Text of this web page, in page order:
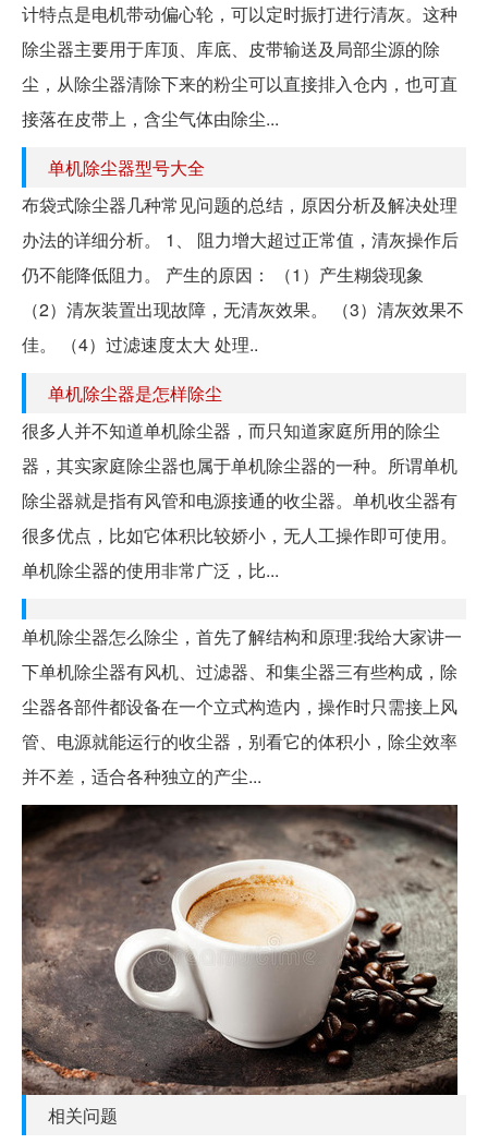
计特点是电机带动偏心轮，可以定时振打进行清灰。这种
除尘器主要用于库顶、库底、皮带输送及局部尘源的除
尘，从除尘器清除下来的粉尘可以直接排入仓内，也可直
接落在皮带上，含尘气体由除尘...
单机除尘器型号大全
布袋式除尘器几种常见问题的总结，原因分析及解决处理
办法的详细分析。 1、 阻力增大超过正常值，清灰操作后
仍不能降低阻力。 产生的原因： （1）产生糊袋现象
（2）清灰装置出现故障，无清灰效果。 （3）清灰效果不
佳。 （4）过滤速度太大 处理..
单机除尘器是怎样除尘
很多人并不知道单机除尘器，而只知道家庭所用的除尘
器，其实家庭除尘器也属于单机除尘器的一种。所谓单机
除尘器就是指有风管和电源接通的收尘器。单机收尘器有
很多优点，比如它体积比较娇小，无人工操作即可使用。
单机除尘器的使用非常广泛，比...
单机除尘器怎么除尘，首先了解结构和原理:我给大家讲一
下单机除尘器有风机、过滤器、和集尘器三有些构成，除
尘器各部件都设备在一个立式构造内，操作时只需接上风
管、电源就能运行的收尘器，别看它的体积小，除尘效率
并不差，适合各种独立的产尘...
相关问题